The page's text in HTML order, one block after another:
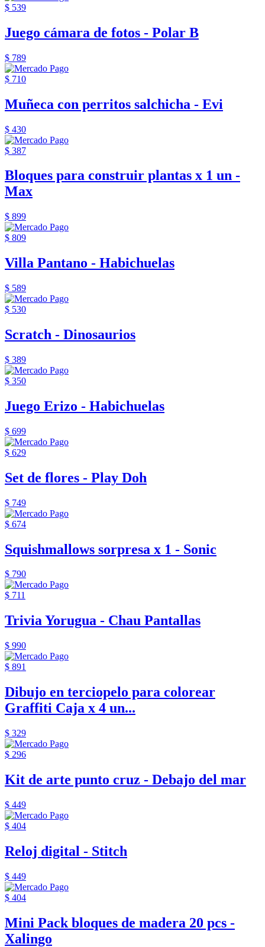
$ 539
Juego cámara de fotos - Polar B
$ 789
$ 710
Muñeca con perritos salchicha - Evi
$ 430
$ 387
Bloques para construir plantas x 1 un -
Max
$ 899
$ 809
Villa Pantano - Habichuelas
$ 589
$ 530
Scratch - Dinosaurios
$ 389
$ 350
Juego Erizo - Habichuelas
$ 699
$ 629
Set de flores - Play Doh
$ 749
$ 674
Squishmallows sorpresa x 1 - Sonic
$ 790
$ 711
Trivia Yorugua - Chau Pantallas
$ 990
$ 891
Dibujo en terciopelo para colorear
Graffiti Caja x 4 un...
$ 329
$ 296
Kit de arte punto cruz - Debajo del mar
$ 449
$ 404
Reloj digital - Stitch
$ 449
$ 404
Mini Pack bloques de madera 20 pcs -
Xalingo